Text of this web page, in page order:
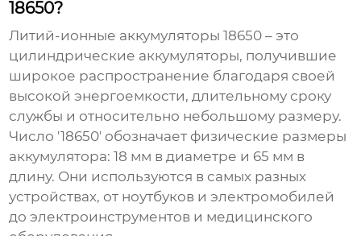
18650?
Литий-ионные аккумуляторы 18650 – это
цилиндрические аккумуляторы, получившие
широкое распространение благодаря своей
высокой энергоемкости, длительному сроку
службы и относительно небольшому размеру.
Число '18650' обозначает физические размеры
аккумулятора: 18 мм в диаметре и 65 мм в
длину. Они используются в самых разных
устройствах, от ноутбуков и электромобилей
до электроинструментов и медицинского